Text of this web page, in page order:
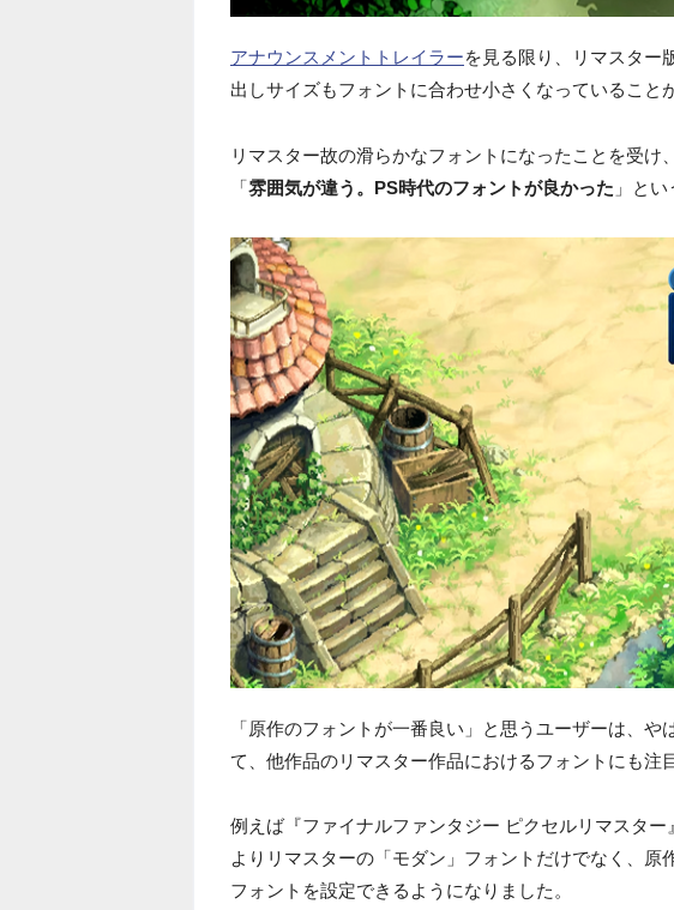
アナウンスメントトレイラーを見る限り、リマスター
出しサイズもフォントに合わせ小さくなっていること
リマスター故の滑らかなフォントになったことを受け
「雰囲気が違う。PS時代のフォントが良かった 」と
「原作のフォントが一番良い」と思うユーザーは、
て、他作品のリマスター作品におけるフォントにも注
例えば『ファイナルファンタジー ピクセルリマスター
よりリマスターの「モダン」フォントだけでなく、原
フォントを設定できるようになりました。